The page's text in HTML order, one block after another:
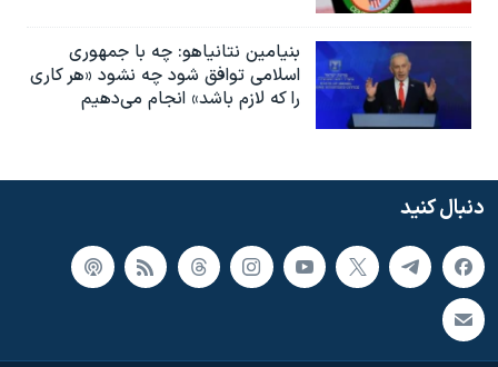
بنیامین نتانیاهو: چه با جمهوری
اسلامی توافق شود چه نشود «هر کاری
را که لازم باشد» انجام می‌دهیم
دنبال کنید